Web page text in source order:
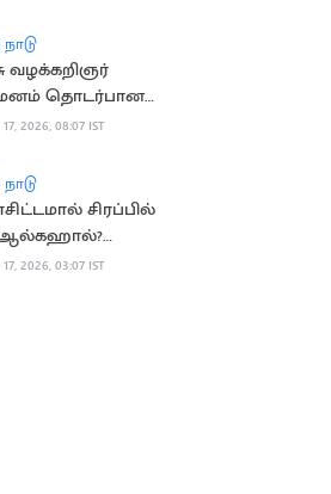
வழக்கறிஞர்
தொடர்பான
CM விஜய்
17, 2026, 08:07 IST
சிரப்பில்
ஆல்கஹால்?
முற்றுப்புள்ளி
17, 2026, 03:07 IST